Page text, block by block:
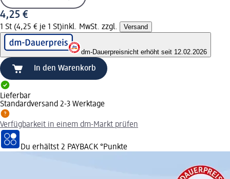
4,25 €
1 St (4,25 € je 1 St)inkl. MwSt. zzgl. Versand
dm-Dauerpreisnicht erhöht seit 12.02.2026
In den Warenkorb
Lieferbar
Standardversand 2-3 Werktage
Verfügbarkeit in einem dm-Markt prüfen
Du erhältst 2 PAYBACK °Punkte